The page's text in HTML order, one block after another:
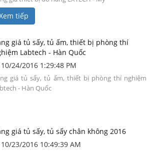
tiếp
giá tủ sấy, tủ ấm, thiết bị phòng thí
Labtech - Hàn Quốc
10/24/2016 1:29:48 PM
giá tủ sấy, tủ ấm, thiết bị phòng thí nghiệm
- Hàn Quốc
giá tủ sấy, tủ sấy chân không 2016
10/23/2016 10:49:39 AM